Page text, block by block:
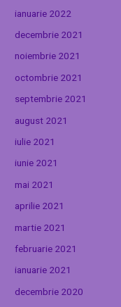
ianuarie 2022
decembrie 2021
noiembrie 2021
octombrie 2021
septembrie 2021
august 2021
iulie 2021
iunie 2021
mai 2021
aprilie 2021
martie 2021
februarie 2021
ianuarie 2021
decembrie 2020